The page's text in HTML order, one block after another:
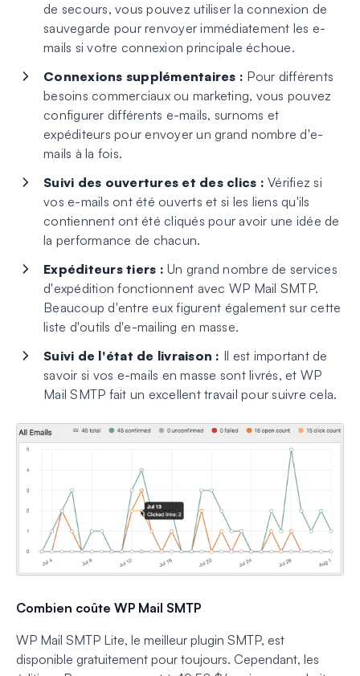
de secours, vous pouvez utiliser la connexion de
sauvegarde pour renvoyer immédiatement les e-
mails si votre connexion principale échoue.
Connexions supplémentaires : Pour différents
besoins commerciaux ou marketing, vous pouvez
configurer différents e-mails, surnoms et
expéditeurs pour envoyer un grand nombre d'e-
mails à la fois.
Suivi des ouvertures et des clics : Vérifiez si
vos e-mails ont été ouverts et si les liens qu'ils
contiennent ont été cliqués pour avoir une idée de
la performance de chacun.
Expéditeurs tiers : Un grand nombre de services
d'expédition fonctionnent avec WP Mail SMTP.
Beaucoup d'entre eux figurent également sur cette
liste d'outils d'e-mailing en masse.
Suivi de l'état de livraison : Il est important de
savoir si vos e-mails en masse sont livrés, et WP
Mail SMTP fait un excellent travail pour suivre cela.
Combien coûte WP Mail SMTP
WP Mail SMTP Lite, le meilleur plugin SMTP, est
disponible gratuitement pour toujours. Cependant, les